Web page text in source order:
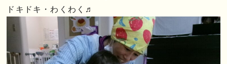
ドキドキ・わくわく♬